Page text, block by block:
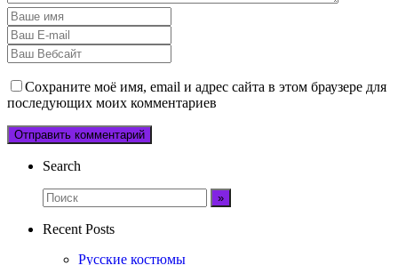
Сохраните моё имя, email и адрес сайта в этом браузере для
последующих моих комментариев
Search
Recent Posts
Русские костюмы